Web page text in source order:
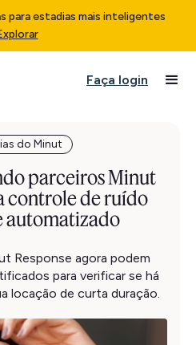
para estadias mais inteligentes
Faça login
do Minut
parceiros Minut
controle de ruído
automatizado
Response agora podem
para verificar se há
locação de curta duração.